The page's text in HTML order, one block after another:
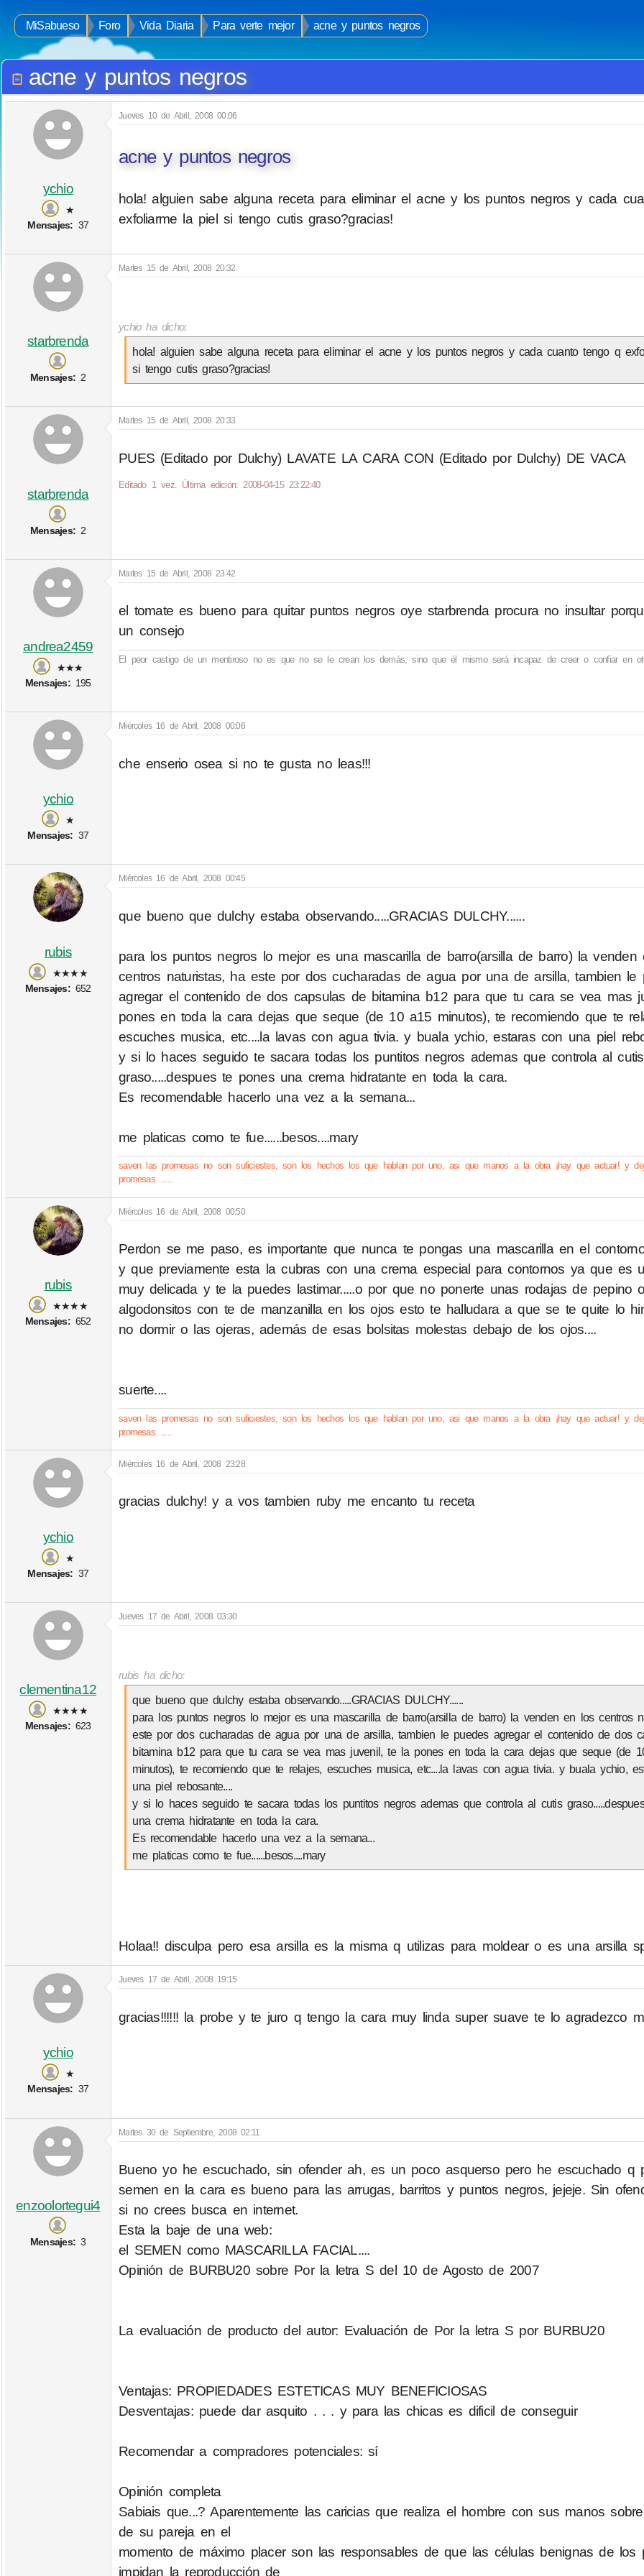
MiSabueso Foro Vida Diaria Para verte mejor acne y puntos negros
acne y puntos negros
ychio
★
Mensajes: 37
Jueves 10 de Abril, 2008 00:06
acne y puntos negros
hola! alguien sabe alguna receta para eliminar el acne y los puntos negros y cada
exfoliarme la piel si tengo cutis graso?gracias!
starbrenda
Mensajes: 2
Martes 15 de Abril, 2008 20:32
ychio ha dicho:
hola! alguien sabe alguna receta para eliminar el acne y los puntos negros y cada cuanto tengo q
si tengo cutis graso?gracias!
starbrenda
Mensajes: 2
Martes 15 de Abril, 2008 20:33
PUES (Editado por Dulchy) LAVATE LA CARA CON (Editado por Dulchy) DE VACA
Editado 1 vez. Última edición: 2008-04-15 23:22:40
andrea2459
★★★
Mensajes:195
Martes 15 de Abril, 2008 23:42
el tomate es bueno para quitar puntos negros oye starbrenda procura no insultar
un consejo
El peor castigo de un mentiroso no es que no se le crean los demás, sino que él mismo será incapaz de creer o confiar en
ychio
★
Mensajes: 37
Miércoles 16 de Abril, 2008 00:06
che enserio osea si no te gusta no leas!!!
rubis
★★★★
Mensajes:652
Miércoles 16 de Abril, 2008 00:45
que bueno que dulchy estaba observando.....GRACIAS DULCHY......
para los puntos negros lo mejor es una mascarilla de barro(arsilla de barro) la venden
centros naturistas, ha este por dos cucharadas de agua por una de arsilla, tambien le
agregar el contenido de dos capsulas de bitamina b12 para que tu cara se vea mas
pones en toda la cara dejas que seque (de 10 a15 minutos), te recomiendo que te
escuches musica, etc....la lavas con agua tivia. y buala ychio, estaras con una piel
y si lo haces seguido te sacara todas los puntitos negros ademas que controla al cutis
graso.....despues te pones una crema hidratante en toda la cara.
Es recomendable hacerlo una vez a la semana...
me platicas como te fue......besos....mary
saven las promesas no son suficiestes, son los hechos los que hablan por uno, asi que manos a la obra ¡hay que actuar! y
promesas .....
rubis
★★★★
Mensajes:652
Miércoles 16 de Abril, 2008 00:50
Perdon se me paso, es importante que nunca te pongas una mascarilla en el
y que previamente esta la cubras con una crema especial para contornos ya que es
muy delicada y te la puedes lastimar.....o por que no ponerte unas rodajas de pepino
algodonsitos con te de manzanilla en los ojos esto te halludara a que se te quite lo
no dormir o las ojeras, además de esas bolsitas molestas debajo de los ojos....
suerte....
saven las promesas no son suficiestes, son los hechos los que hablan por uno, asi que manos a la obra ¡hay que actuar! y
promesas .....
ychio
★
Mensajes: 37
Miércoles 16 de Abril, 2008 23:28
gracias dulchy! y a vos tambien ruby me encanto tu receta
clementina12
★★★★
Mensajes:623
Jueves 17 de Abril, 2008 03:30
rubis ha dicho:
que bueno que dulchy estaba observando.....GRACIAS DULCHY......
para los puntos negros lo mejor es una mascarilla de barro(arsilla de barro) la venden en los centros
este por dos cucharadas de agua por una de arsilla, tambien le puedes agregar el contenido de dos
bitamina b12 para que tu cara se vea mas juvenil, te la pones en toda la cara dejas que seque (de
minutos), te recomiendo que te relajes, escuches musica, etc....la lavas con agua tivia. y buala ychio,
una piel rebosante....
y si lo haces seguido te sacara todas los puntitos negros ademas que controla al cutis
una crema hidratante en toda la cara.
Es recomendable hacerlo una vez a la semana...
me platicas como te fue......besos....mary
Holaa!! disculpa pero esa arsilla es la misma q utilizas para moldear o es una arsilla
ychio
★
Mensajes: 37
Jueves 17 de Abril, 2008 19:15
gracias!!!!!! la probe y te juro q tengo la cara muy linda super suave te lo agradezco
enzoolortegui4
Mensajes: 3
Martes 30 de Septiembre, 2008 02:11
Bueno yo he escuchado, sin ofender ah, es un poco asquerso pero he escuchado q
semen en la cara es bueno para las arrugas, barritos y puntos negros, jejeje. Sin
si no crees busca en internet.
Esta la baje de una web:
el SEMEN como MASCARILLA FACIAL....
Opinión de BURBU20 sobre Por la letra S del 10 de Agosto de 2007
La evaluación de producto del autor: Evaluación de Por la letra S por BURBU20
Ventajas: PROPIEDADES ESTETICAS MUY BENEFICIOSAS
Desventajas: puede dar asquito . . . y para las chicas es dificil de conseguir
Recomendar a compradores potenciales: sí
Opinión completa
Sabiais que...? Aparentemente las caricias que realiza el hombre con sus manos
de su pareja en el
momento de máximo placer son las responsables de que las células benignas de los
impidan la reproducción de